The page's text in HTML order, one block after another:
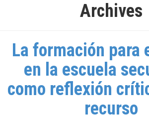
Archives
La formación para
en la escuela
como reflexión
recurso